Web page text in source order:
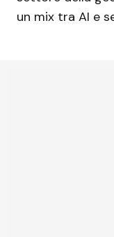
un mix tra AI e